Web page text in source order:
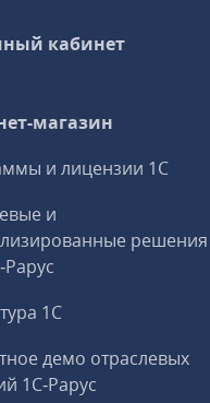
кабинет
магазин
и лицензии 1С
и
решения
1С
демо отраслевых
1С‑Рарус